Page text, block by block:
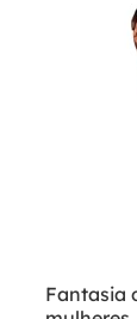
Fantasia